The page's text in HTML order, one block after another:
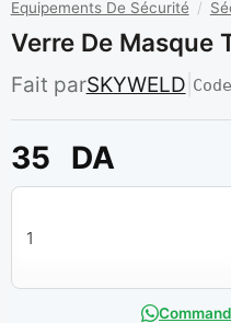
Equipements De Sécurité /
Verre De Masque
Fait parSKYWELD Code
35 DA
quantité de Verre de